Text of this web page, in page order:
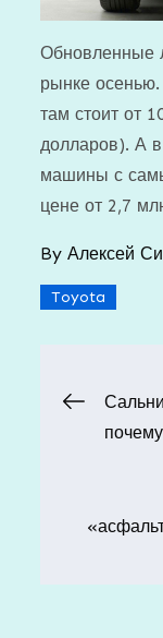
Обновленные
рынке
там стоит от
долларов). А
машины с
цене от 2,7
ByАлексей
Toyota